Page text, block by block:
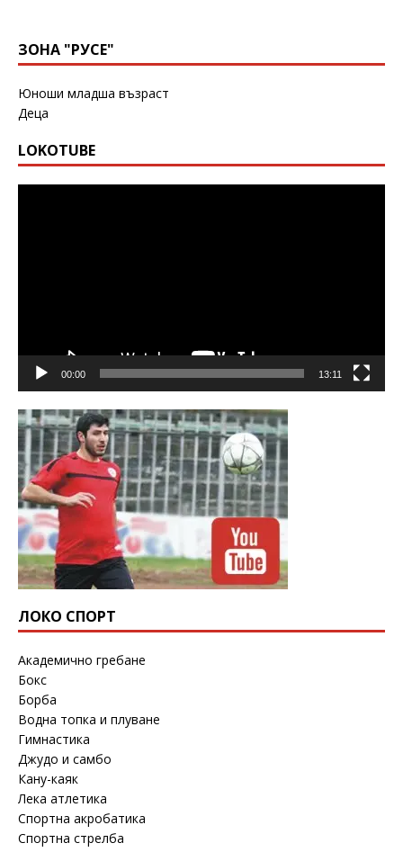
ЗОНА "РУСЕ"
Юноши младша възраст
Деца
LOKOTUBE
00:00 13:11
ЛОКО СПОРТ
Академично гребане
Бокс
Борба
Водна топка и плуване
Гимнастика
Джудо и самбо
Кану-каяк
Лека атлетика
Спортна акробатика
Спортна стрелба